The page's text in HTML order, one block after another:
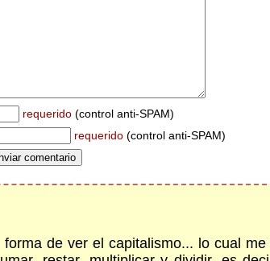
requerido (control anti-SPAM)
requerido (control anti-SPAM)
de ver el capitalismo... lo cual